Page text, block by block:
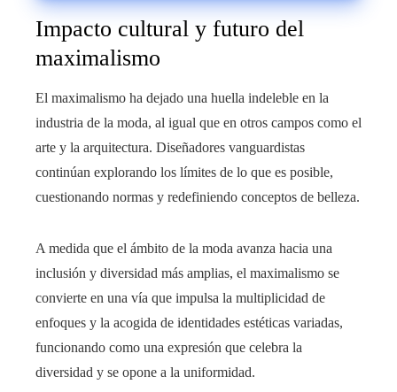
y Gaspi
Impacto cultural y futuro del
maximalismo
El maximalismo ha dejado una huella indeleble en la
industria de la moda, al igual que en otros campos como el
arte y la arquitectura. Diseñadores vanguardistas
continúan explorando los límites de lo que es posible,
cuestionando normas y redefiniendo conceptos de belleza.
A medida que el ámbito de la moda avanza hacia una
inclusión y diversidad más amplias, el maximalismo se
convierte en una vía que impulsa la multiplicidad de
enfoques y la acogida de identidades estéticas variadas,
funcionando como una expresión que celebra la
diversidad y se opone a la uniformidad.